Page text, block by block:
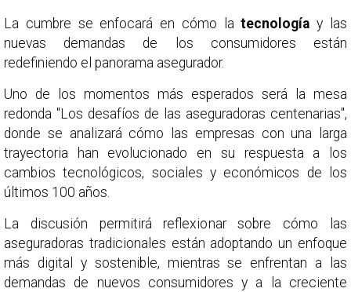
La cumbre se enfocará en cómo latecnología y las
nuevas demandas de los consumidores están
redefiniendo el panorama asegurador.
Uno de los momentos más esperados será la mesa
redonda "Los desafíos de las aseguradoras centenarias",
donde se analizará cómo las empresas con una larga
trayectoria han evolucionado en su respuesta a los
cambios tecnológicos, sociales y económicos de los
últimos 100 años.
La discusión permitirá reflexionar sobre cómo las
aseguradoras tradicionales están adoptando un enfoque
más digital y sostenible, mientras se enfrentan a las
demandas de nuevos consumidores y a la creciente